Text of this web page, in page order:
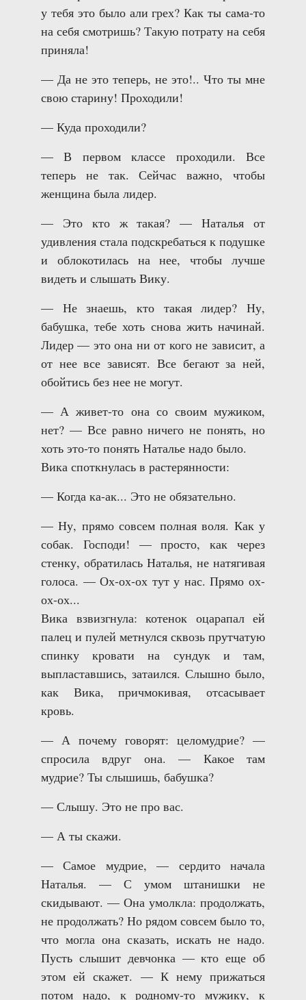
у тебя это было али грех? Как ты сама-то
на себя смотришь? Такую потрату на себя
приняла!
— Да не это теперь, не это!.. Что ты мне
свою старину! Проходили!
— Куда проходили?
— В первом классе проходили. Все
теперь не так. Сейчас важно, чтобы
женщина была лидер.
— Это кто ж такая? — Наталья от
удивления стала подскребаться к подушке
и облокотилась на нее, чтобы лучше
видеть и слышать Вику.
— Не знаешь, кто такая лидер? Ну,
бабушка, тебе хоть снова жить начинай.
Лидер — это она ни от кого не зависит, а
от нее все зависят. Все бегают за ней,
обойтись без нее не могут.
— А живет-то она со своим мужиком,
нет? — Все равно ничего не понять, но
хоть это-то понять Наталье надо было.
Вика споткнулась в растерянности:
— Когда ка-ак... Это не обязательно.
— Ну, прямо совсем полная воля. Как у
собак. Господи! — просто, как через
стенку, обратилась Наталья, не натягивая
голоса. — Ох-ох-ох тут у нас. Прямо ох-
ох-ох...
Вика взвизгнула: котенок оцарапал ей
палец и пулей метнулся сквозь прутчатую
спинку кровати на сундук и там,
выпластавшись, затаился. Слышно было,
как Вика, причмокивая, отсасывает
кровь.
— А почему говорят: целомудрие? —
спросила вдруг она. — Какое там
мудрие? Ты слышишь, бабушка?
— Слышу. Это не про вас.
— А ты скажи.
— Самое мудрие, — сердито начала
Наталья. — С умом штанишки не
скидывают. — Она умолкла: продолжать,
не продолжать? Но рядом совсем было то,
что могла она сказать, искать не надо.
Пусть слышит девчонка — кто еще об
этом ей скажет. — К нему прижаться
потом надо, к родному-то мужику, к